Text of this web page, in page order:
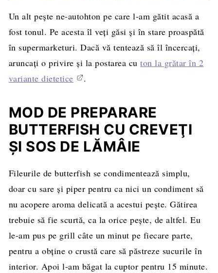
Un alt peşte ne-autohton pe care l-am gătit acasă a
fost tonul. Pe acesta îl veţi găsi şi în stare proaspătă
în supermarketuri. Dacă vă tentează să îl încercaţi,
aruncaţi o privire şi la postarea cuton la grătar în 2
variante dietetice
.
MOD DE PREPARARE
BUTTERFISH CU CREVEŢI
ŞI SOS DE LĂMÂIE
Fileurile de butterfish se condimentează simplu,
doar cu sare şi piper pentru ca nici un condiment să
nu acopere aroma delicată a acestui peşte. Gătirea
trebuie să fie scurtă, ca la orice peşte, de altfel. Eu
le-am pus pe grill câte un minut pe fiecare parte,
pentru a obţine o crustă care să păstreze sucurile în
interior. Apoi l-am băgat la cuptor pentru 15 minute.